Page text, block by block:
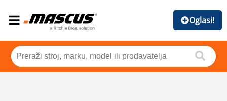
Oglasi!